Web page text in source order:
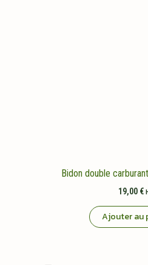
Bidon double
19,00 €
Ajouter au